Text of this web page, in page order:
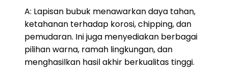
A: Lapisan bubuk menawarkan daya tahan,
ketahanan terhadap korosi, chipping, dan
pemudaran. Ini juga menyediakan berbagai
pilihan warna, ramah lingkungan, dan
menghasilkan hasil akhir berkualitas tinggi.